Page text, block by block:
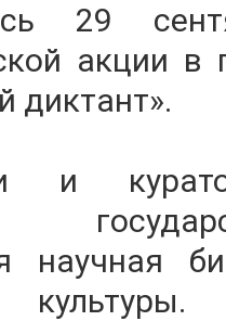
29
акции
диктант».
и
научная